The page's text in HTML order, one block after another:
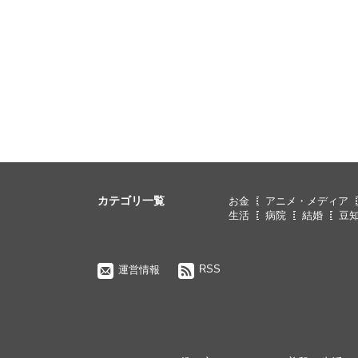
カテゴリ一覧 お金
アニメ・メディア
生活
病院 結婚 豆
運営情報 RSS